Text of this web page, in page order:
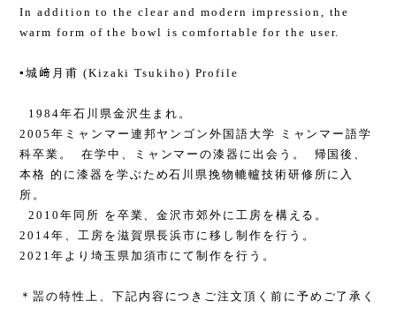
In addition to the clear and modern impression, the
warm form of the bowl is comfortable for the user.
▪️城﨑月甫 (Kizaki Tsukiho) Profile
1984年石川県金沢生まれ。
2005年ミャンマー連邦ヤンゴン外国語大学 ミャンマー語学
科卒業。 在学中、ミャンマーの漆器に出会う。 帰国後、
本格 的に漆器を学ぶため石川県挽物轆轤技術研修所に入
所。
2010年同所 を卒業、金沢市郊外に工房を構える。
2014年、工房を滋賀県長浜市に移し制作を行う。
2021年より埼玉県加須市にて制作を行う。
＊噐の特性上、下記内容につきご注文頂く前に予めご了承く